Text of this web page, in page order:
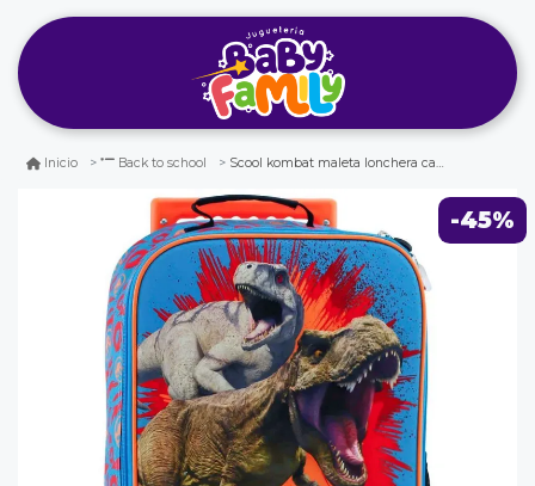
Inicio Back to school Scool kombat maleta lonchera cartuchera jurassic explorers
-45%